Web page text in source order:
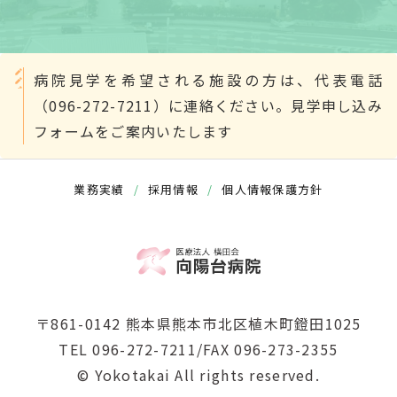
病院見学を希望される施設の方は、代表電話
（096-272-7211）に連絡ください。見学申し込み
フォームをご案内いたします
業務実績 / 採用情報 / 個人情報保護方針
〒861-0142 熊本県熊本市北区植木町鐙田1025
TEL 096-272-7211/FAX 096-273-2355
© Yokotakai All rights reserved.